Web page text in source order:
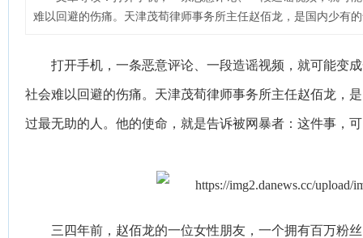
难以回避的伤痛。天津茂荀律师事务所主任赵佰龙，是国内少有
打开手机，一条恶意评论、一段造谣视频，就可能变
社会难以回避的伤痛。天津茂荀律师事务所主任赵佰龙 ，
过最无助的 人。他的使命，就是告诉被网暴者：这件事，
三四年前， 赵佰龙的一位女性朋友 ， 一个拥有百万粉